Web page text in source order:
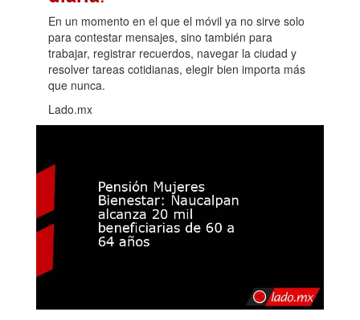
En un momento en el que el móvil ya no sirve solo
para contestar mensajes, sino también para
trabajar, registrar recuerdos, navegar la ciudad y
resolver tareas cotidianas, elegir bien importa más
que nunca.
Lado.mx